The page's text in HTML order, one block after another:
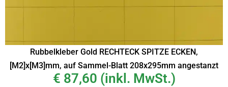
Rubbelkleber Gold RECHTECK SPITZE ECKEN,
[M2]x[M3]mm, auf Sammel-Blatt 208x295mm angestanzt
€ 87,60 (inkl. MwSt.)